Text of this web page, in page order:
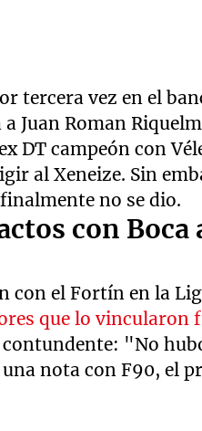
tercera vez en el
Juan Roman
DT campeón con
al Xeneize. Sin
no se dio.
con Boca
con el Fortín en la
que lo vincularon
contundente: "No
una nota con F90, el